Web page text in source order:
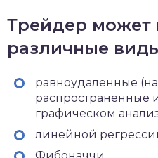
Трейдер может
различные
равноудаленные
распространенные
графическом
линейной